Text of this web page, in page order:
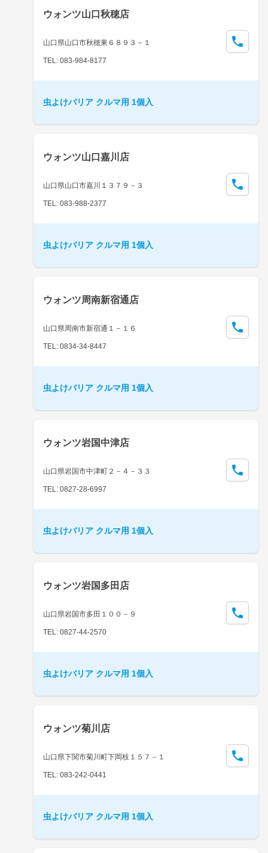
ウォンツ山口秋穂店
山口県山口市秋穂東６８９３－１
TEL: 083-984-8177
虫よけバリア クルマ用 1個入
ウォンツ山口嘉川店
山口県山口市嘉川１３７９－３
TEL: 083-988-2377
虫よけバリア クルマ用 1個入
ウォンツ周南新宿通店
山口県周南市新宿通１－１６
TEL: 0834-34-8447
虫よけバリア クルマ用 1個入
ウォンツ岩国中津店
山口県岩国市中津町２－４－３３
TEL: 0827-28-6997
虫よけバリア クルマ用 1個入
ウォンツ岩国多田店
山口県岩国市多田１００－９
TEL: 0827-44-2570
虫よけバリア クルマ用 1個入
ウォンツ菊川店
山口県下関市菊川町下岡枝１５７－１
TEL: 083-242-0441
虫よけバリア クルマ用 1個入